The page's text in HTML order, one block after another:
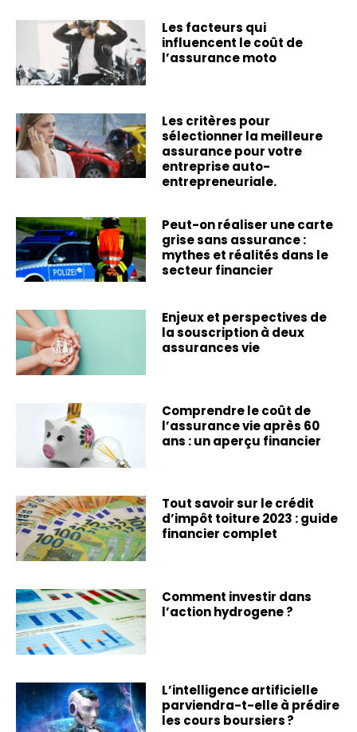
Les facteurs qui
influencent le coût de
l’assurance moto
Les critères pour
sélectionner la meilleure
assurance pour votre
entreprise auto-
entrepreneuriale.
Peut-on réaliser une carte
grise sans assurance :
mythes et réalités dans le
secteur financier
Enjeux et perspectives de
la souscription à deux
assurances vie
Comprendre le coût de
l’assurance vie après 60
ans : un aperçu financier
Tout savoir sur le crédit
d’impôt toiture 2023 : guide
financier complet
Comment investir dans
l’action hydrogene ?
L’intelligence artificielle
parviendra-t-elle à prédire
les cours boursiers ?